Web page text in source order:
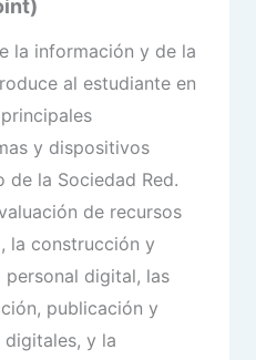
la información y de la
al estudiante en
y dispositivos
la Sociedad Red.
de recursos
la construcción y
digital, las
publicación y
y la